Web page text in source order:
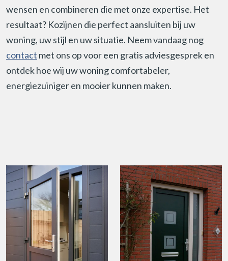
wensen en combineren die met onze expertise. Het
resultaat? Kozijnen die perfect aansluiten bij uw
woning, uw stijl en uw situatie. Neem vandaag nog
contact met ons op voor een gratis adviesgesprek en
ontdek hoe wij uw woning comfortabeler,
energiezuiniger en mooier kunnen maken.